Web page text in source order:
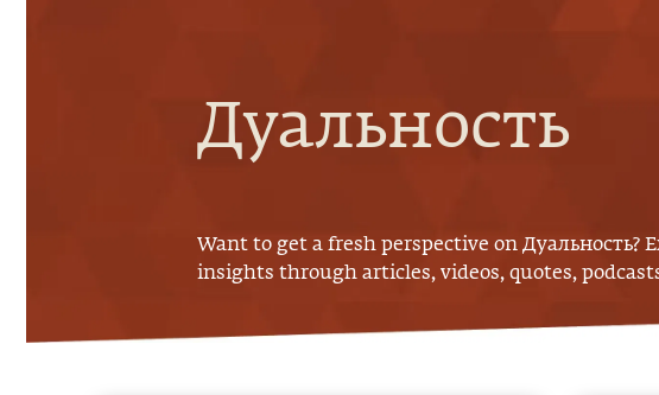
Дуальность
Want to get a fresh perspective onДуальность?
insights through articles, videos, quotes,